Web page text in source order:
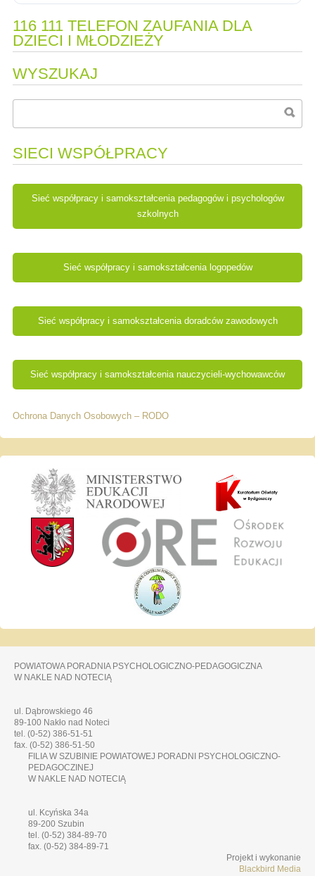
116 111 TELEFON ZAUFANIA DLA
DZIECI I MŁODZIEŻY
WYSZUKAJ
SIECI WSPÓŁPRACY
Sieć współpracy i samokształcenia pedagogów i psychologów
szkolnych
Sieć współpracy i samokształcenia logopedów
Sieć współpracy i samokształcenia doradców zawodowych
Sieć współpracy i samokształcenia nauczycieli-wychowawców
Ochrona Danych Osobowych – RODO
POWIATOWA PORADNIA PSYCHOLOGICZNO-PEDAGOGICZNA
W NAKLE NAD NOTECIĄ
ul. Dąbrowskiego 46
89-100 Nakło nad Noteci
tel. (0-52) 386-51-51
fax. (0-52) 386-51-50
FILIA W SZUBINIE POWIATOWEJ PORADNI PSYCHOLOGICZNO-
PEDAGOCZINEJ
W NAKLE NAD NOTECIĄ
ul. Kcyńska 34a
89-200 Szubin
tel. (0-52) 384-89-70
fax. (0-52) 384-89-71
Projekt i wykonanie
Blackbird Media